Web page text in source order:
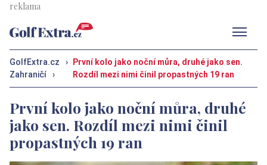
GolfExtra.cz
›
Zahraničí
›
První kolo jako noční můra, druhé jako sen.
Rozdíl mezi nimi činil propastných 19 ran
První kolo jako noční můra, druhé
jako sen. Rozdíl mezi nimi činil
propastných 19 ran